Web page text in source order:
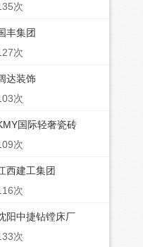
次
丰集团
次
达装饰
次
国际轻奢瓷砖
次
西建工集团
次
阳中捷钻镗床厂
次